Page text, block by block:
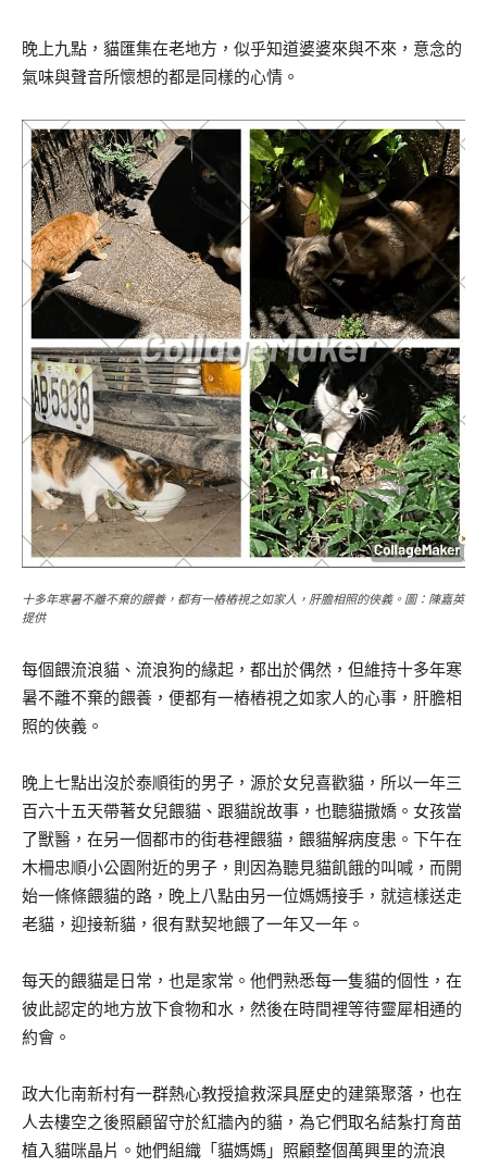
晚上九點，貓匯集在老地方，似乎知道婆婆來與不來，意念的
氣味與聲音所懷想的都是同樣的心情。
十多年寒暑不離不棄的餵養，都有一樁樁視之如家人，肝膽相照的俠義。圖：陳嘉英
提供
每個餵流浪貓、流浪狗的緣起，都出於偶然，但維持十多年寒
暑不離不棄的餵養，便都有一樁樁視之如家人的心事，肝膽相
照的俠義。
晚上七點出沒於泰順街的男子，源於女兒喜歡貓，所以一年三
百六十五天帶著女兒餵貓、跟貓說故事，也聽貓撒嬌。女孩當
了獸醫，在另一個都市的街巷裡餵貓，餵貓解病度患。下午在
木柵忠順小公園附近的男子，則因為聽見貓飢餓的叫喊，而開
始一條條餵貓的路，晚上八點由另一位媽媽接手，就這樣送走
老貓，迎接新貓，很有默契地餵了一年又一年。
每天的餵貓是日常，也是家常。他們熟悉每一隻貓的個性，在
彼此認定的地方放下食物和水，然後在時間裡等待靈犀相通的
約會。
政大化南新村有一群熱心教授搶救深具歷史的建築聚落，也在
人去樓空之後照顧留守於紅牆內的貓，為它們取名結紮打育苗
植入貓咪晶片。她們組織「貓媽媽」照顧整個萬興里的流浪